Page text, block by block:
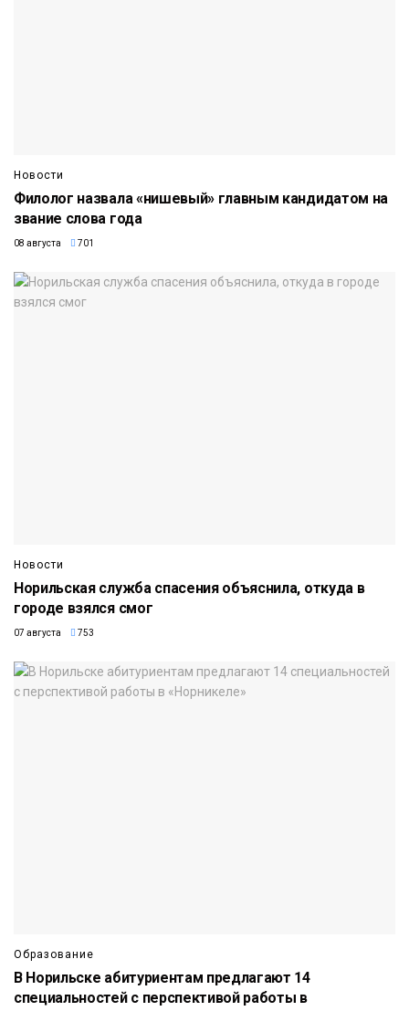
Новости
Филолог назвала «нишевый» главным кандидатом на
звание слова года
08 августа 701
Новости
Норильская служба спасения объяснила, откуда в
городе взялся смог
07 августа 753
Образование
В Норильске абитуриентам предлагают 14
специальностей с перспективой работы в